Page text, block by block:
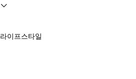
라이프스타일